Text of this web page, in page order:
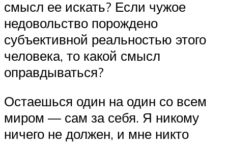
смысл ее искать? Если чужое
недовольство порождено
субъективной реальностью этого
человека, то какой смысл
оправдываться?
Остаешься один на один со всем
миром — сам за себя. Я никому
ничего не должен, и мне никто